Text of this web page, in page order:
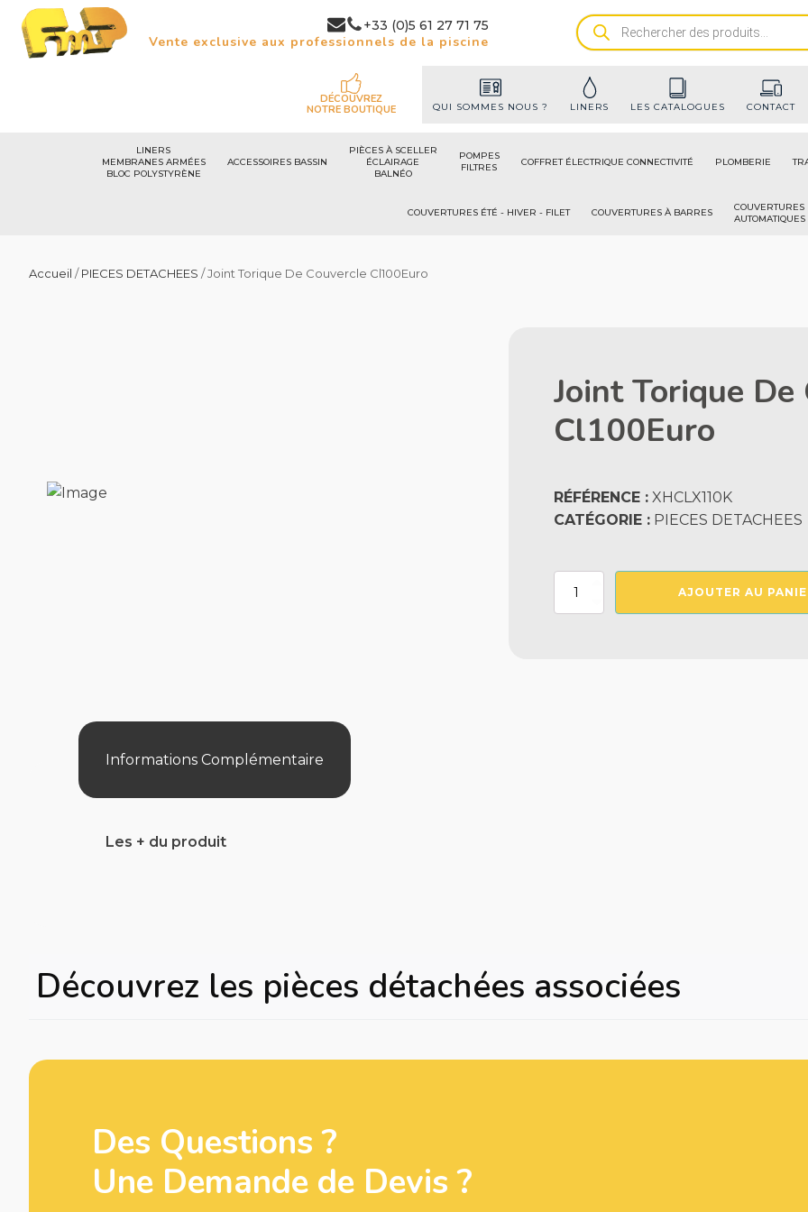
+33 (0)5 61 27 71 75
Vente exclusive aux professionnels de la piscine
Recherche
de
DÉCOUVREZ
NOTRE BOUTIQUE
QUI SOMMES NOUS ? LINERS LES CATALOGUES CONTACT
LINERS
MEMBRANES ARMÉES
BLOC POLYSTYRÈNE
ACCESSOIRES BASSIN
PIÈCES À SCELLER
ÉCLAIRAGE
BALNÉO
POMPES
FILTRES
COFFRET ÉLECTRIQUE CONNECTIVITÉ PLOMBERIE
COUVERTURES ÉTÉ - HIVER - FILET COUVERTURES À BARRES
COUVERTURES
AUTOMATIQUES
Accueil /PIECES DETACHEES / Joint Torique De Couvercle Cl100Euro
Joint Torique De
Cl100Euro
RÉFÉRENCE : XHCLX110K
CATÉGORIE : PIECES DETACHEES
quantité
AJOUTER AU
Informations Complémentaire
Les + du produit
Découvrez les pièces détachées associées
Des Questions ?
Une Demande de Devis ?